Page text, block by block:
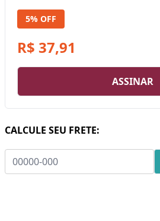
5% OFF
R$ 37,91
ASSINAR
CALCULE SEU FRETE: